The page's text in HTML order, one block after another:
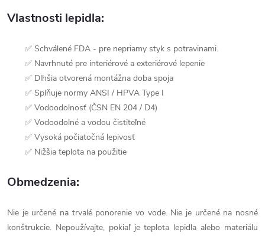
Vlastnosti lepidla:
✅ Schválené FDA - pre nepriamy styk s potravinami.
✅ Navrhnuté pre interiérové a exteriérové lepenie
✅ Dlhšia otvorená montážna doba spoja
✅ Splňuje normy ANSI / HPVA Type I
✅ Vodoodolnosť (ČSN EN 204 / D4)
✅ Vodoodolné a vodou čistiteľné
✅ Vysoká počiatočná lepivosť
✅ Nižšia teplota na použitie
Obmedzenia:
Nie je určené na trvalé ponorenie vo vode. Nie je určené na nosné
konštrukcie. Nepoužívajte, pokiaľ je teplota lepidla alebo materiálu